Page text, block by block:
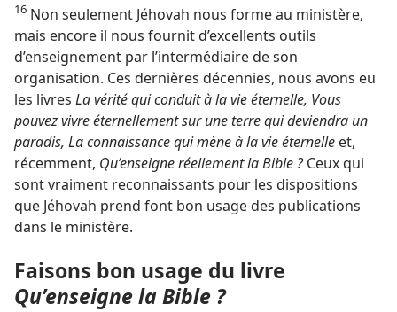
16 Non seulement Jéhovah nous forme au ministère,
mais encore il nous fournit d’excellents outils
d’enseignement par l’intermédiaire de son
organisation. Ces dernières décennies, nous avons eu
les livres La vérité qui conduit à la vie éternelle, Vous
pouvez vivre éternellement sur une terre qui deviendra un
paradis, La connaissance qui mène à la vie éternelle et,
récemment, Qu’enseigne réellement la Bible ?Ceux qui
sont vraiment reconnaissants pour les dispositions
que Jéhovah prend font bon usage des publications
dans le ministère.
Faisons bon usage du livre
Qu’enseigne la Bible ?